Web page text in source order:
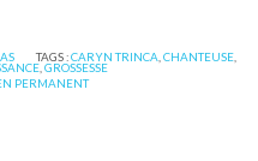
TAGS :CARYN TRINCA ,CHANTEUSE
,GROSSESSE
PERMANENT